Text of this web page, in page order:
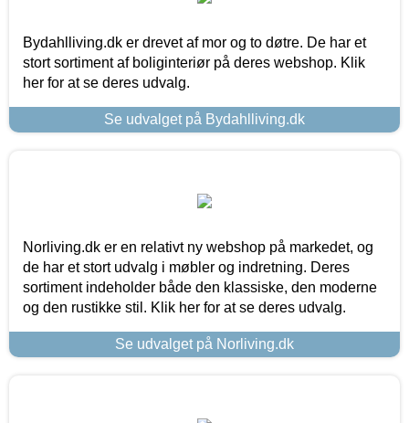
Bydahlliving.dk er drevet af mor og to døtre. De har et
stort sortiment af boliginteriør på deres webshop. Klik
her for at se deres udvalg.
Se udvalget på Bydahlliving.dk
Norliving.dk er en relativt ny webshop på markedet, og
de har et stort udvalg i møbler og indretning. Deres
sortiment indeholder både den klassiske, den moderne
og den rustikke stil. Klik her for at se deres udvalg.
Se udvalget på Norliving.dk